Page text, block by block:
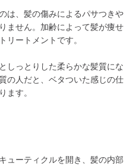
は、髪の傷みによるパサつきや
ません。加齢によって髪が痩せ
リートメントです。
しっとりした柔らかな髪質にな
の人だと、ベタついた感じの仕
ます。
ューティクルを開き、髪の内部